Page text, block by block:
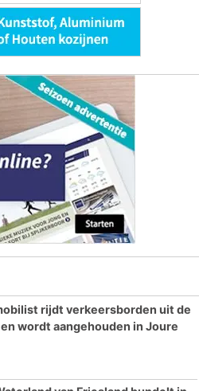
rijdt verkeersborden uit de
wordt aangehouden in Joure